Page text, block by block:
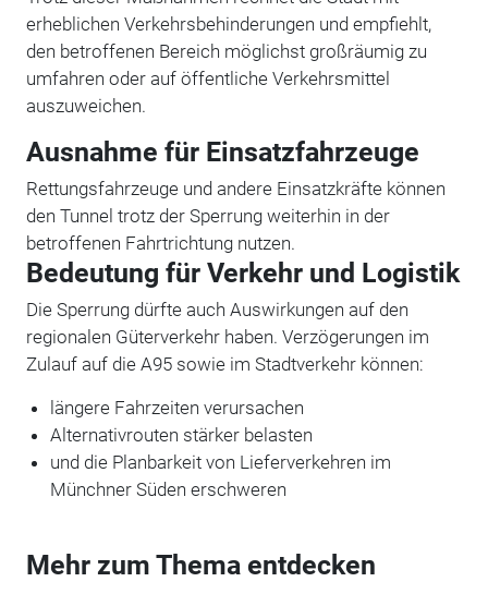
erheblichen Verkehrsbehinderungen und empfiehlt,
den betroffenen Bereich möglichst großräumig zu
umfahren oder auf öffentliche Verkehrsmittel
auszuweichen.
Ausnahme für Einsatzfahrzeuge
Rettungsfahrzeuge und andere Einsatzkräfte können
den Tunnel trotz der Sperrung weiterhin in der
betroffenen Fahrtrichtung nutzen.
Bedeutung für Verkehr und Logistik
Die Sperrung dürfte auch Auswirkungen auf den
regionalen Güterverkehr haben. Verzögerungen im
Zulauf auf die A95 sowie im Stadtverkehr können:
längere Fahrzeiten verursachen
Alternativrouten stärker belasten
und die Planbarkeit von Lieferverkehren im
Münchner Süden erschweren
Mehr zum Thema entdecken